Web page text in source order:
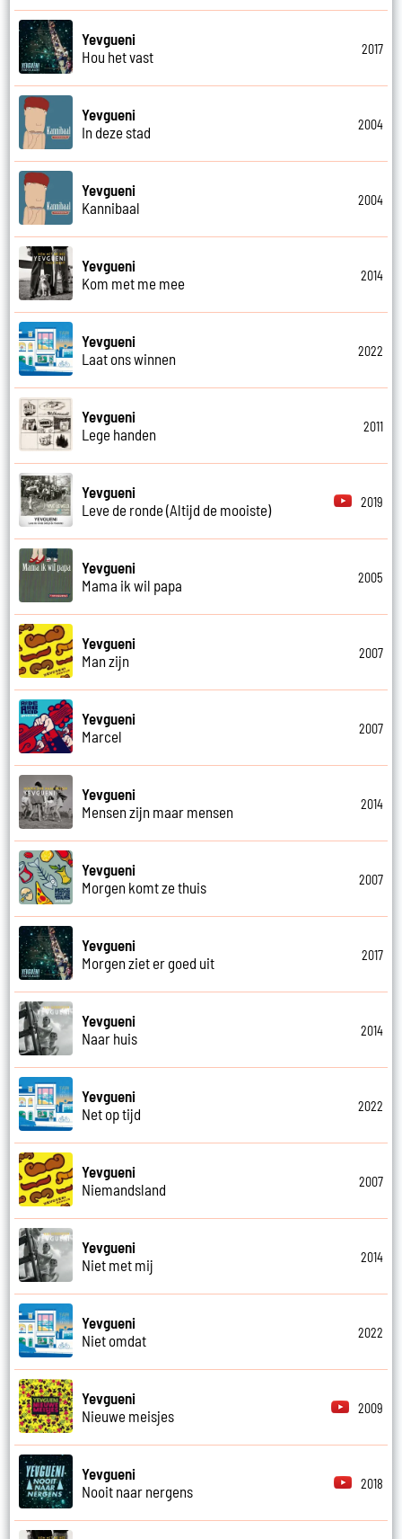
Yevgueni
Hou het vast
2017
Yevgueni
In deze stad
2004
Yevgueni
Kannibaal
2004
Yevgueni
Kom met me mee
2014
Yevgueni
Laat ons winnen
2022
Yevgueni
Lege handen
2011
Yevgueni
Leve de ronde (Altijd de mooiste)
2019
Yevgueni
Mama ik wil papa
2005
Yevgueni
Man zijn
2007
Yevgueni
Marcel
2007
Yevgueni
Mensen zijn maar mensen
2014
Yevgueni
Morgen komt ze thuis
2007
Yevgueni
Morgen ziet er goed uit
2017
Yevgueni
Naar huis
2014
Yevgueni
Net op tijd
2022
Yevgueni
Niemandsland
2007
Yevgueni
Niet met mij
2014
Yevgueni
Niet omdat
2022
Yevgueni
Nieuwe meisjes
2009
Yevgueni
Nooit naar nergens
2018